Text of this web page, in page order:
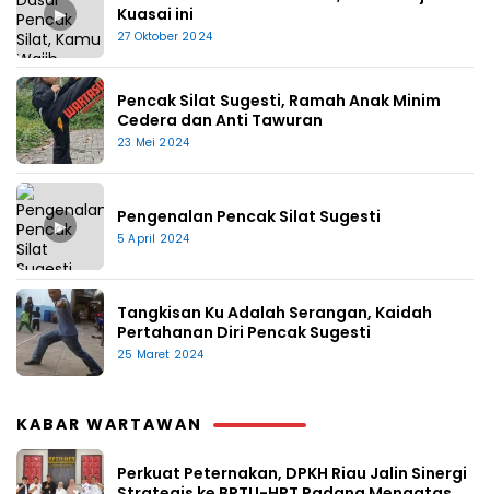
▶
Kuasai ini
27 Oktober 2024
Pencak Silat Sugesti, Ramah Anak Minim
Cedera dan Anti Tawuran
23 Mei 2024
▶ Pengenalan Pencak Silat Sugesti
5 April 2024
Tangkisan Ku Adalah Serangan, Kaidah
Pertahanan Diri Pencak Sugesti
25 Maret 2024
KABAR WARTAWAN
Perkuat Peternakan, DPKH Riau Jalin Sinergi